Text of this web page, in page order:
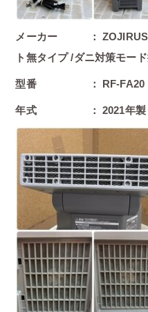
メーカー ：
ト無タイプ /ダニ対策モー
型番 ： RF-FA20
年式 ： 2021年製